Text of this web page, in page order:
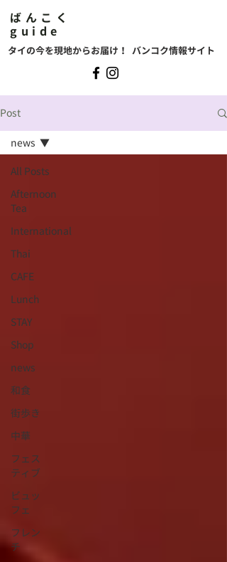
ばんこく
guide
タイの今を現地からお届け！ バンコク情報サイト
Post
All Posts
Afternoon
Tea
International
Thai
CAFE
Lunch
STAY
Shop
news
和食
街歩き
中華
フェス
ティブ
ビュッ
フェ
フレン
チ
news